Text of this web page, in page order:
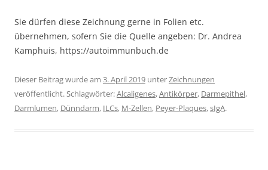
Sie dürfen diese Zeichnung gerne in Folien etc.
übernehmen, sofern Sie die Quelle angeben: Dr. Andrea
Kamphuis, https://autoimmunbuch.de
Dieser Beitrag wurde am 3. April 2019 unterZeichnungen
veröffentlicht. Schlagwörter:Alcaligenes,Antikörper, Darmepithel,
Darmlumen, Dünndarm, ILCs, M-Zellen, Peyer-Plaques,sIgA.